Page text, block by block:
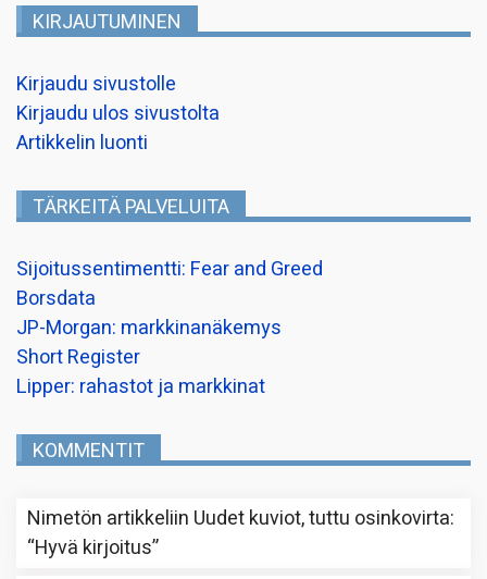
KIRJAUTUMINEN
Kirjaudu sivustolle
Kirjaudu ulos sivustolta
Artikkelin luonti
TÄRKEITÄ PALVELUITA
Sijoitussentimentti: Fear and Greed
Borsdata
JP-Morgan: markkinanäkemys
Short Register
Lipper: rahastot ja markkinat
KOMMENTIT
Nimetön artikkeliin Uudet kuviot, tuttu osinkovirta:
“Hyvä kirjoitus”